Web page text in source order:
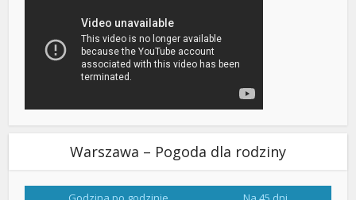
Warszawa – Pogoda dla rodziny